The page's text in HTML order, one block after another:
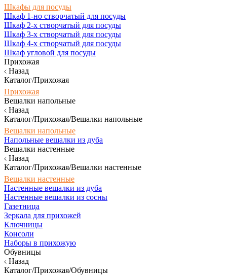
Шкафы для посуды
Шкаф 1-но створчатый для посуды
Шкаф 2-х створчатый для посуды
Шкаф 3-х створчатый для посуды
Шкаф 4-х створчатый для посуды
Шкаф угловой для посуды
Прихожая
Назад
Каталог/Прихожая
Прихожая
Вешалки напольные
Назад
Каталог/Прихожая/Вешалки напольные
Вешалки напольные
Напольные вешалки из дуба
Вешалки настенные
Назад
Каталог/Прихожая/Вешалки настенные
Вешалки настенные
Настенные вешалки из дуба
Настенные вешалки из сосны
Газетница
Зеркала для прихожей
Ключницы
Консоли
Наборы в прихожую
Обувницы
Назад
Каталог/Прихожая/Обувницы